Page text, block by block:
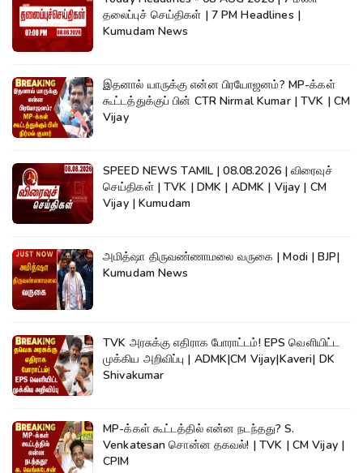
தலைப்புச் செய்திகள் | 7 PM Headlines |
Kumudam News
இதனால் யாருக்கு என்ன பிரயோஜனம்? MP-க்கள்
கூட்டத்துக்குப் பின் CTR Nirmal Kumar | TVK | CM
Vijay
SPEED NEWS TAMIL | 08.08.2026 | விரைவுச்
செய்திகள் | TVK | DMK | ADMK | Vijay | CM
Vijay | Kumudam
அமித்ஷா திருவண்ணாமலை வருகை | Modi | BJP|
Kumudam News
TVK அரசுக்கு எதிராக போராட்டம்! EPS வெளியிட்ட
முக்கிய அறிவிப்பு | ADMK|CM Vijay|Kaveri| DK
Shivakumar
MP-க்கள் கூட்டத்தில் என்ன நடந்தது? S.
Venkatesan சொன்ன தகவல்! | TVK | CM Vijay |
CPIM